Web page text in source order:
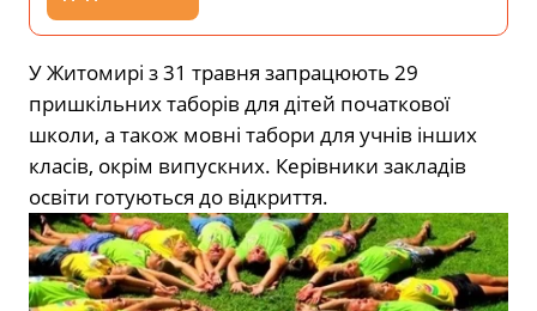
У Житомирі з 31 травня запрацюють 29
пришкільних таборів для дітей початкової
школи, а також мовні табори для учнів інших
класів, окрім випускних. Керівники закладів
освіти готуються до відкриття.